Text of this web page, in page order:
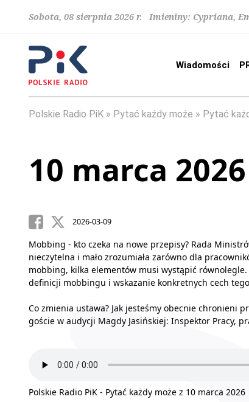
Sobota, 08 sierpnia 2026 r. Imieniny: Cypriana,
Wiadomości
Polskie Radio PiK Pytać każdy może Pytać
10 marca 2026
2026-03-09
Mobbing - kto czeka na nowe przepisy? Rada
nieczytelna i mało zrozumiała zarówno dla
mobbing, kilka elementów musi wystąpić
definicji mobbingu i wskazanie konkretnych cech
Co zmienia ustawa? Jak jesteśmy obecnie chronieni
goście w audycji Magdy Jasińskiej: Inspektor Pracy,
Polskie Radio PiK - Pytać każdy może z 10 marca 2026